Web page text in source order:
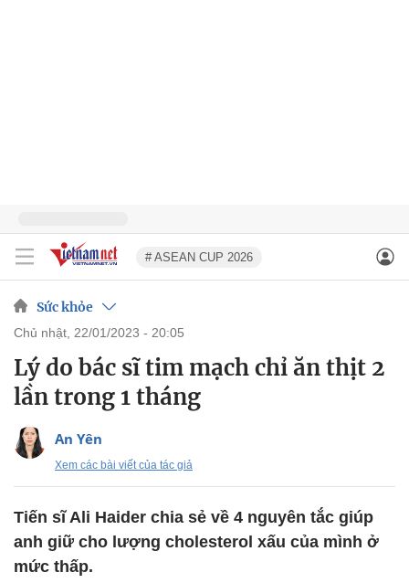
# ASEAN CUP 2026
Sức khỏe
chủ nhật, 22/01/2023 - 20:05
Lý do bác sĩ tim mạch chỉ ăn thịt 2
lần trong 1 tháng
An Yên
Xem các bài viết của tác giả
Tiến sĩ Ali Haider chia sẻ về 4 nguyên tắc giúp
anh giữ cho lượng cholesterol xấu của mình ở
mức thấp.